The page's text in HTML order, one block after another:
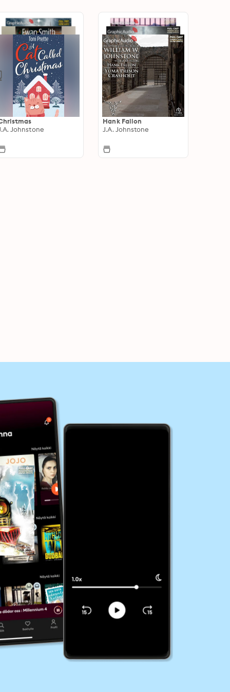
Johnstone
Hank Fallon
J.A. Johnstone